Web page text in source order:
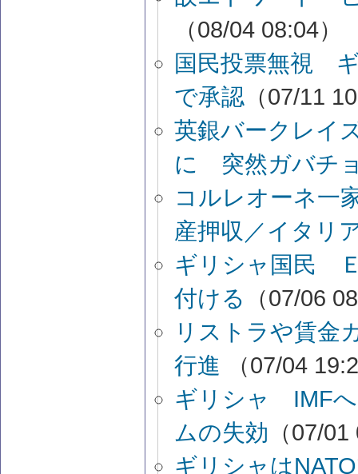
（08/04 08:04）
国民投票無視
で承認 （07/11
英銀バークレイ
に 突然ガバチ
コルレオーネ一
産押収／イタリ
ギリシャ国民
付ける
（07/06
リストラや賃金
行進
（07/04
ギリシャ IMF
ムの失効 （07/
ギリシャは